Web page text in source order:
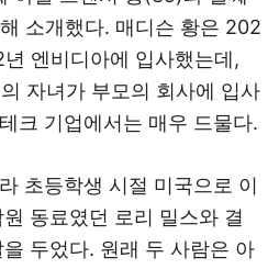
소개했다. 매디슨 황은 202
엔비디아에 입사했는데,
자녀가 부모의 회사에 입사
크 기업에서는 매우 드물다.
초등학생 시절 미국으로 이
동료였던 로리 밀스와 결
두었다. 원래 두 사람은 아